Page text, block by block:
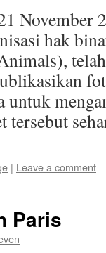
November
hak
untuk
tersebut
| Leave a comment
Paris